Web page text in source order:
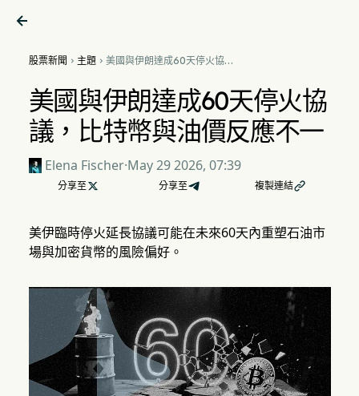

股票新聞  主題 美國與伊朗達成60天停火協
美國與伊朗達成60天停火協
議，比特幣與油價反應不一
Elena Fischer·May 29 2026, 07:39
分享至  分享至 複製連結
美伊臨時停火延長協議可能在未來60天內重塑石油市
場與加密貨幣的風險偏好。